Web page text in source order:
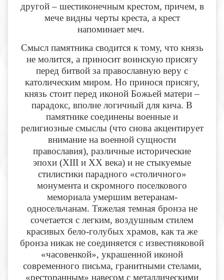
другой – шестиконечным крестом, причем, в
мече видны черты креста, а крест
напоминает меч.
Смысл памятника сводится к тому, что князь
не молится, а приносит воинскую присягу
перед битвой за православную веру с
католическим миром. Но принося присягу,
князь стоит перед иконой Божьей матери –
парадокс, вполне логичный для кича. В
памятнике соединены военные и
религиозные смыслы (что снова акцентирует
внимание на военной сущности
православия), различные исторические
эпохи (XIII и XX века) и не стыкуемые
стилистики парадного «столичного»
монумента и скромного поселкового
мемориала умершим ветеранам-
односельчанам. Тяжелая темная бронза не
сочетается с легким, воздушным стилем
красивых бело-голубых храмов, как та же
бронза никак не соединяется с известняковой
«часовенкой», украшенной иконой
современного письма, гранитными стелами,
«ресторанным» навесом с металлическими